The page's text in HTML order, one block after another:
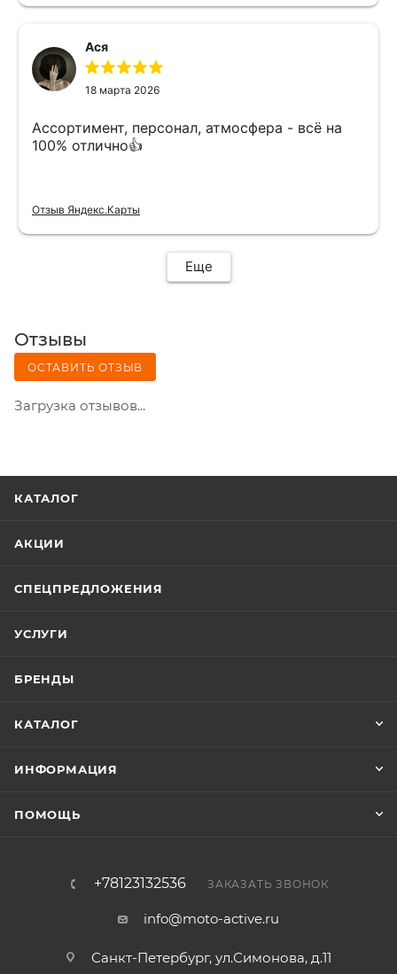
Ася
18 марта 2026
Ассортимент, персонал, атмосфера - всё на
100% отлично👍
Отзыв Яндекс.Карты
Еще
Отзывы
ОСТАВИТЬ ОТЗЫВ
Загрузка отзывов...
КАТАЛОГ
АКЦИИ
СПЕЦПРЕДЛОЖЕНИЯ
УСЛУГИ
БРЕНДЫ
КАТАЛОГ
ИНФОРМАЦИЯ
ПОМОЩЬ
+78123132536 ЗАКАЗАТЬ ЗВОНОК
info@moto-active.ru
Санкт-Петербург, ул.Симонова, д.11